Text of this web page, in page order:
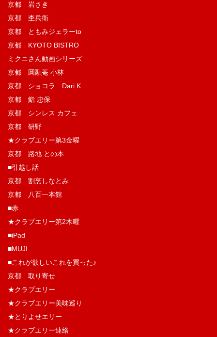
京都 岩さき
京都 杢兵衛
京都 ともみジェラーto
京都 KYOTO BISTRO
ミクニさん動画シリーズ
京都 圓融菴 小林
京都 ショコラ Dari K
京都 鮨 忠保
京都 シンレス カフェ
京都 研野
★クラブエリー第3金曜
京都 路地 との本
■引越し話
京都 割烹しなとみ
京都 八百一本館
■赤
★クラブエリー第2木曜
■iPad
■MUJI
■これが欲しいこれを買った♪
京都 取り寄せ
★クラブエリー
★クラブエリー美味巡り
★とりよせエリー
★クラブエリー連絡